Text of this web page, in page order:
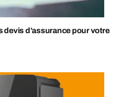
devis d’assurance pour votre